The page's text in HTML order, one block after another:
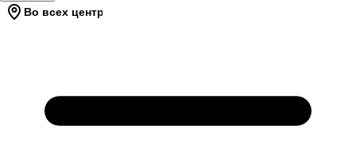
Во всех центрах